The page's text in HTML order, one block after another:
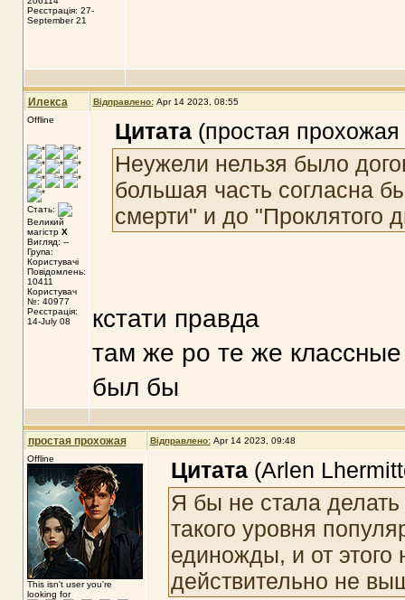
Реєстрація: 27-
September 21
Илекса Відправлено: Apr 14 2023, 08:55
Offline
Стать:
Великий
магістр X
Вигляд: --
Група:
Користувачі
Повідомлень:
10411
Користувач
№: 40977
Реєстрація:
14-July 08
Цитата (простая
Неужели нельзя было
большая часть согласна
смерти" и до "Проклятого
кстати правда
там же ро те же
был бы
простая прохожая Відправлено: Apr 14 2023, 09:48
Offline
This isn't user you're
looking for
Цитата(Arlen
Я бы не стала
такого уровня
единожды, и от
действительно не